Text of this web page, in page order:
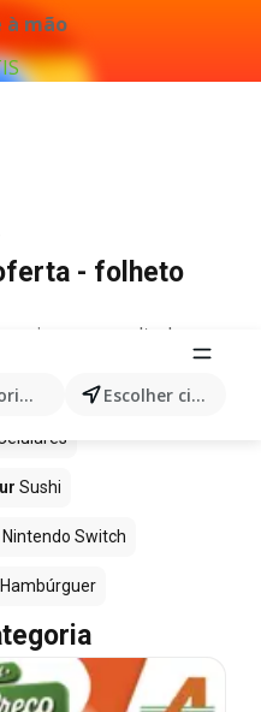
à mão
Escolher cidade
- folheto
resultados
Sushi
Nintendo Switch
Hambúrguer